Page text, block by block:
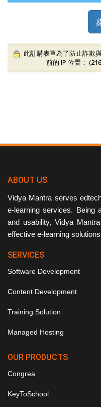
此訂購表單為了防止詐欺
前的 IP 位置： (
ABOUT US
Vidya Mantra serves
e-learning services. Being
and usability, Vidya
effective e-learning
SERVICES
Software Development
Content Development
Training Solution
Managed Hosting
OUR PRODUCTS
Congrea
KeyToSchool